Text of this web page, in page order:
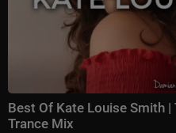
Best Of Kate Louise Smith |
Trance Mix